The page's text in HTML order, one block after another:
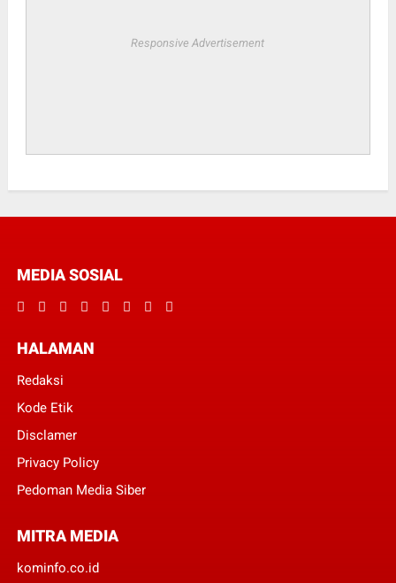
Responsive Advertisement
MEDIA SOSIAL
HALAMAN
Redaksi
Kode Etik
Disclamer
Privacy Policy
Pedoman Media Siber
MITRA MEDIA
kominfo.co.id